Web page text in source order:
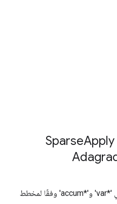
Apply
قم بتحديث الإدخالات ذات الصلة في '*var' و'*accum' وفقًا لمخطط